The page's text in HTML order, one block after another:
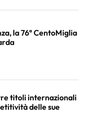
la 76ª CentoMiglia
titoli internazionali
delle sue